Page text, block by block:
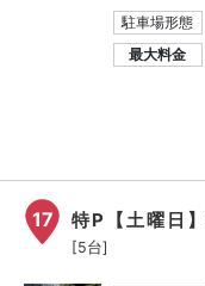
駐車場形態
最大料金
17 特P【土曜日
[5台]